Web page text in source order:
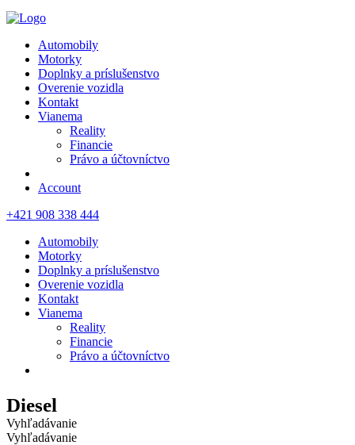
Automobily
Motorky
Doplnky a príslušenstvo
Overenie vozidla
Kontakt
Vianema
Reality
Financie
Právo a účtovníctvo
Account
+421 908 338 444
Automobily
Motorky
Doplnky a príslušenstvo
Overenie vozidla
Kontakt
Vianema
Reality
Financie
Právo a účtovníctvo
Diesel
Vyhľadávanie
Vyhľadávanie